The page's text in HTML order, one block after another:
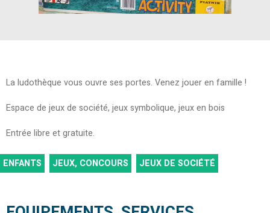
La ludothèque vous ouvre ses portes. Venez jouer en famille !
Espace de jeux de société, jeux symbolique, jeux en bois
Entrée libre et gratuite.
ENFANTS JEUX, CONCOURS JEUX DE SOCIÉTÉ